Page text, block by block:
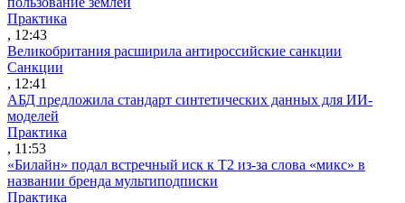
Практика
, 12:43
Великобритания расширила антироссийские санкции
Санкции
, 12:41
АБД предложила стандарт синтетических данных для ИИ-
моделей
Практика
, 11:53
«Билайн» подал встречный иск к Т2 из-за слова «микс» в
названии бренда мультиподписки
Практика